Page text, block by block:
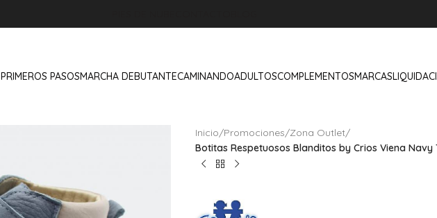
PRIMEROS PASOSMARCHA DEBUTANTECAMINANDOADULTOSCOMPLEMENTOSMARCAS
Inicio/Promociones/Zona Outlet/
Botitas Respetuosos Blanditos by Crios Viena Navy